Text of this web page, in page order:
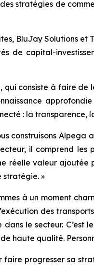
stratégies de
BluJay Solutions et
de capital-
qui consiste à faire
: la transparence,
construisons
il comprend les
valeur ajoutée
stratégie. »
à un moment
des
le secteur. C’est
haute qualité.
faire progresser sa